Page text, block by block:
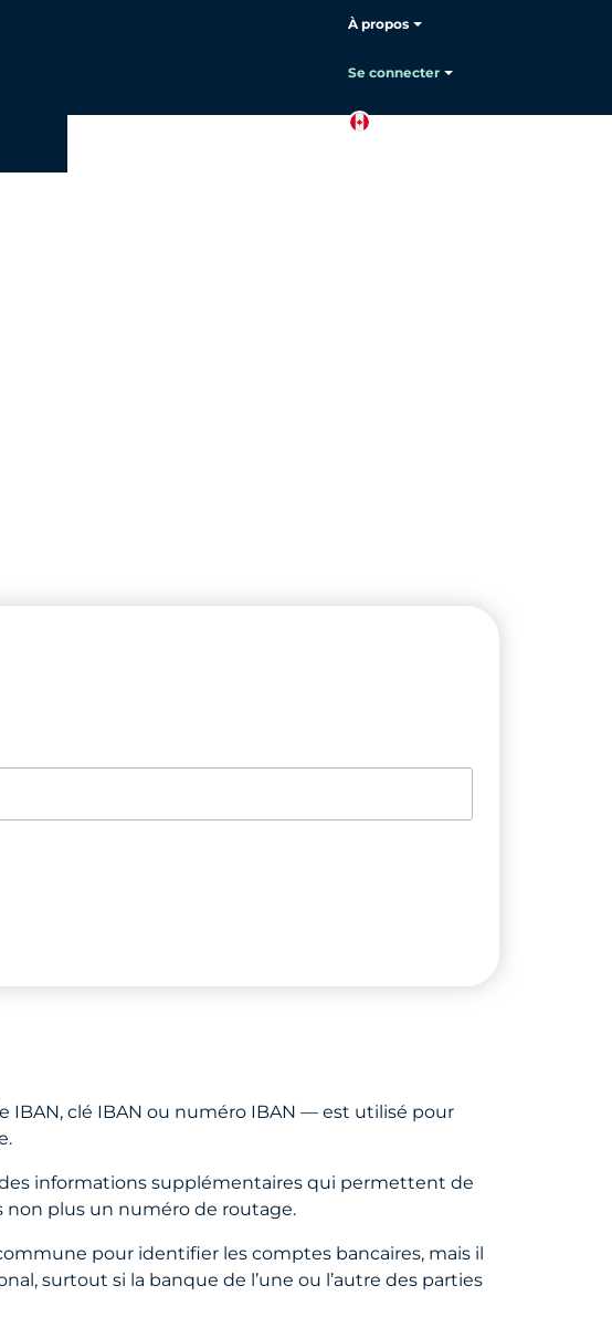
À propos
Se connecter
IBAN, clé IBAN ou numéro IBAN — est utilisé pour
informations supplémentaires qui permettent de
non plus un numéro de routage.
pour identifier les comptes bancaires, mais il
surtout si la banque de l’une ou l’autre des parties